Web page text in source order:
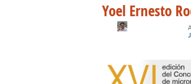
Yoel Ernesto